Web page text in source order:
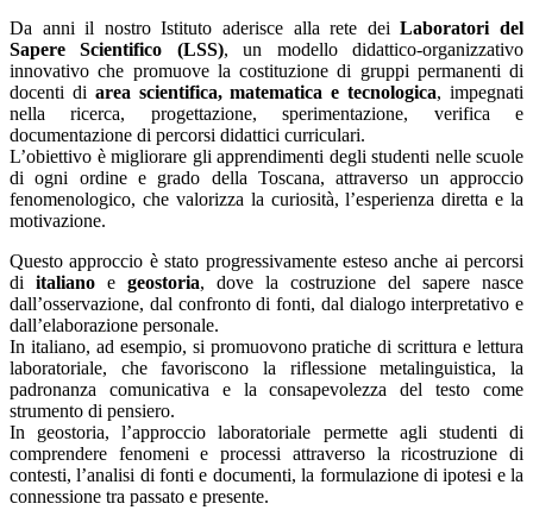
Da anni il nostro Istituto aderisce alla rete deiLaboratori del
Sapere Scientifico (LSS), un modello didattico-organizzativo
innovativo che promuove la costituzione di gruppi permanenti di
docenti di area scientifica, matematica e tecnologica, impegnati
nella ricerca, progettazione, sperimentazione, verifica e
documentazione di percorsi didattici curriculari.
L’obiettivo è migliorare gli apprendimenti degli studenti nelle scuole
di ogni ordine e grado della Toscana, attraverso un approccio
fenomenologico, che valorizza la curiosità, l’esperienza diretta e la
motivazione.
Questo approccio è stato progressivamente esteso anche ai percorsi
di italiano e geostoria, dove la costruzione del sapere nasce
dall’osservazione, dal confronto di fonti, dal dialogo interpretativo e
dall’elaborazione personale.
In italiano, ad esempio, si promuovono pratiche di scrittura e lettura
laboratoriale, che favoriscono la riflessione metalinguistica, la
padronanza comunicativa e la consapevolezza del testo come
strumento di pensiero.
In geostoria, l’approccio laboratoriale permette agli studenti di
comprendere fenomeni e processi attraverso la ricostruzione di
contesti, l’analisi di fonti e documenti, la formulazione di ipotesi e la
connessione tra passato e presente.